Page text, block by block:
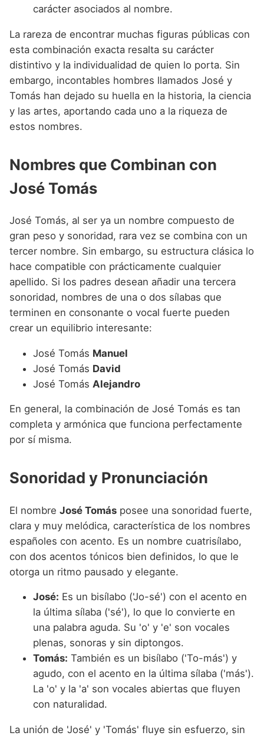
carácter asociados al nombre.
La rareza de encontrar muchas figuras públicas con
esta combinación exacta resalta su carácter
distintivo y la individualidad de quien lo porta. Sin
embargo, incontables hombres llamados José y
Tomás han dejado su huella en la historia, la ciencia
y las artes, aportando cada uno a la riqueza de
estos nombres.
Nombres que Combinan con
José Tomás
José Tomás, al ser ya un nombre compuesto de
gran peso y sonoridad, rara vez se combina con un
tercer nombre. Sin embargo, su estructura clásica lo
hace compatible con prácticamente cualquier
apellido. Si los padres desean añadir una tercera
sonoridad, nombres de una o dos sílabas que
terminen en consonante o vocal fuerte pueden
crear un equilibrio interesante:
José Tomás Manuel
José Tomás David
José Tomás Alejandro
En general, la combinación de José Tomás es tan
completa y armónica que funciona perfectamente
por sí misma.
Sonoridad y Pronunciación
El nombre José Tomás posee una sonoridad fuerte,
clara y muy melódica, característica de los nombres
españoles con acento. Es un nombre cuatrisílabo,
con dos acentos tónicos bien definidos, lo que le
otorga un ritmo pausado y elegante.
José: Es un bisílabo ('Jo-sé') con el acento en
la última sílaba ('sé'), lo que lo convierte en
una palabra aguda. Su 'o' y 'e' son vocales
plenas, sonoras y sin diptongos.
Tomás: También es un bisílabo ('To-más') y
agudo, con el acento en la última sílaba ('más').
La 'o' y la 'a' son vocales abiertas que fluyen
con naturalidad.
La unión de 'José' y 'Tomás' fluye sin esfuerzo, sin